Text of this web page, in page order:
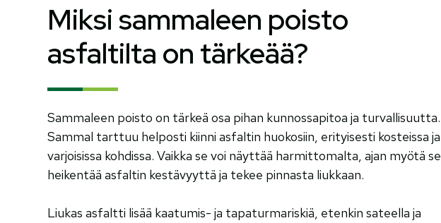
Miksi sammaleen poisto
asfaltilta on tärkeää?
Sammaleen poisto on tärkeä osa pihan kunnossapitoa ja turvallisuutta.
Sammal tarttuu helposti kiinni asfaltin huokosiin, erityisesti kosteissa ja
varjoisissa kohdissa. Vaikka se voi näyttää harmittomalta, ajan myötä se
heikentää asfaltin kestävyyttä ja tekee pinnasta liukkaan.
Liukas asfaltti lisää kaatumis- ja tapaturmariskiä, etenkin sateella ja